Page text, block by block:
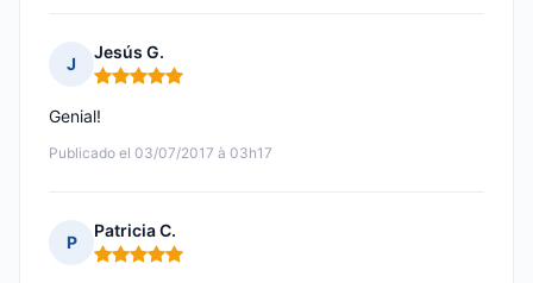
J
Jesús G.
Nota: 5 de 5
Publicado el 03/07/2017 à 03h17
Genial!
P
Patricia C.
Nota: 5 de 5